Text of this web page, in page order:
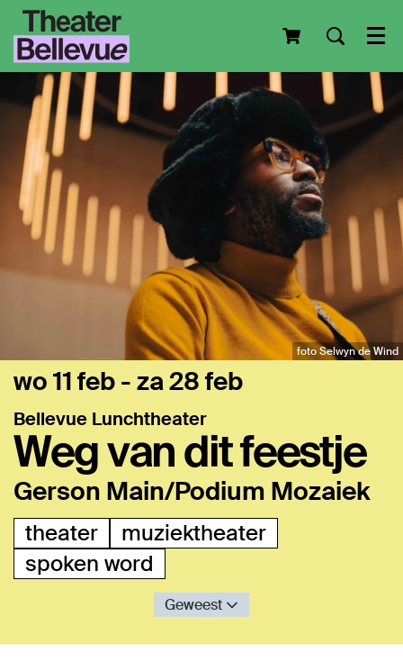
foto Selwyn de Wind
Weg van dit feestje
Gerson Main/Podium Mozaiek
Bellevue Lunchtheater
wo 11 feb-za 28 feb
theater
muziektheater
spoken word
Geweest